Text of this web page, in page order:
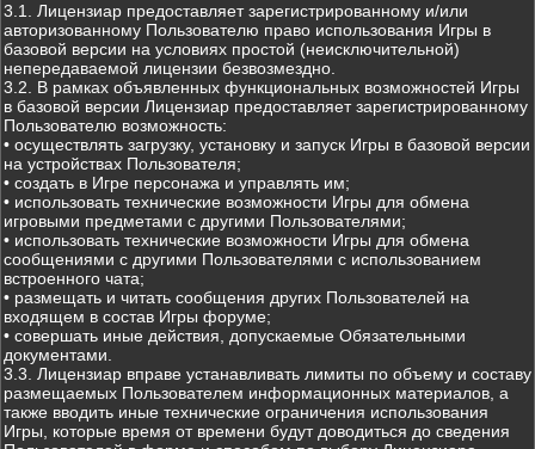
3.1. Лицензиар предоставляет зарегистрированному и/или
авторизованному Пользователю право использования Игры в
базовой версии на условиях простой (неисключительной)
непередаваемой лицензии безвозмездно.
3.2. В рамках объявленных функциональных возможностей Игры
в базовой версии Лицензиар предоставляет зарегистрированному
Пользователю возможность:
• осуществлять загрузку, установку и запуск Игры в базовой версии
на устройствах Пользователя;
• создать в Игре персонажа и управлять им;
• использовать технические возможности Игры для обмена
игровыми предметами с другими Пользователями;
• использовать технические возможности Игры для обмена
сообщениями с другими Пользователями с использованием
встроенного чата;
• размещать и читать сообщения других Пользователей на
входящем в состав Игры форуме;
• совершать иные действия, допускаемые Обязательными
документами.
3.3. Лицензиар вправе устанавливать лимиты по объему и составу
размещаемых Пользователем информационных материалов, а
также вводить иные технические ограничения использования
Игры, которые время от времени будут доводиться до сведения